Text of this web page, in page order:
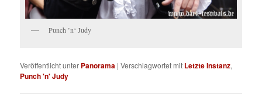
Punch ’n‘ Judy
Veröffentlicht unter Panorama |Verschlagwortet mit Letzte Instanz,
Punch 'n' Judy